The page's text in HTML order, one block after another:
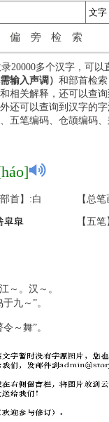
偏旁检索
20000多个汉字，可以
输入声调） 和部首检
相关解释，还可以查
还可以查询到汉字的
五笔编码、仓颉编码、
部首】:白 【总
皐臯 【五
～。汉～。
九～”。
～舞”。